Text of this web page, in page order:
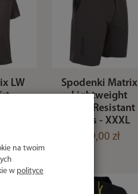
LW
-
Spodenki Matrix
Lightweight
Water Resistant
Shorts - XXXL
189,00 zł
na twoim
w polityce